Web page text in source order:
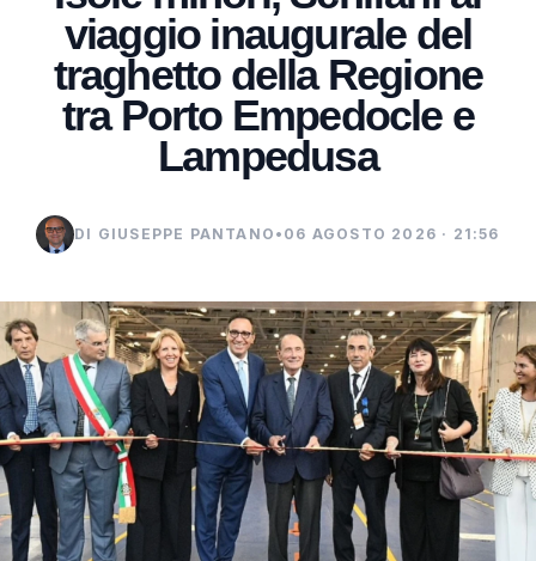
viaggio inaugurale del
traghetto della Regione
tra Porto Empedocle e
Lampedusa
DI GIUSEPPE PANTANO • 06 AGOSTO 2026 · 21:56